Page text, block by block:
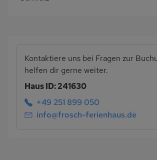
Kontaktiere uns bei Fragen zur
helfen dir gerne weiter.
Haus ID: 241630
+49 251 899 050
info@frosch-ferienhaus.de